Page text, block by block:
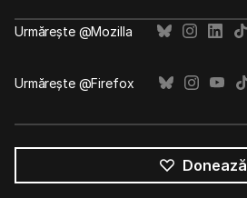
Urmărește @Mozilla
Urmărește @Firefox
Donează